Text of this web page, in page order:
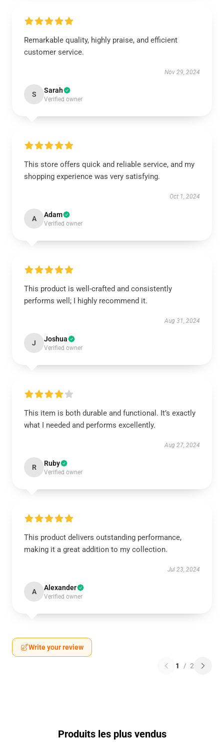
Remarkable quality, highly praise, and efficient
customer service.
Nov 29, 2024
S Sarah
Verified owner
This store offers quick and reliable service, and my
shopping experience was very satisfying.
Oct 1, 2024
A Adam
Verified owner
This product is well-crafted and consistently
performs well; I highly recommend it.
Aug 31, 2024
J Joshua
Verified owner
This item is both durable and functional. It’s exactly
what I needed and performs excellently.
Aug 27, 2024
R Ruby
Verified owner
This product delivers outstanding performance,
making it a great addition to my collection.
Jul 23, 2024
A Alexander
Verified owner
Write your review
1 / 2
Produits les plus vendus